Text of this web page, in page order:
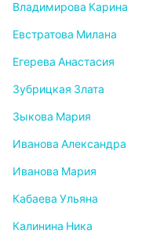
Владимирова Карина
Евстратова Милана
Егерева Анастасия
Зубрицкая Злата
Зыкова Мария
Иванова Александра
Иванова Мария
Кабаева Ульяна
Калинина Ника